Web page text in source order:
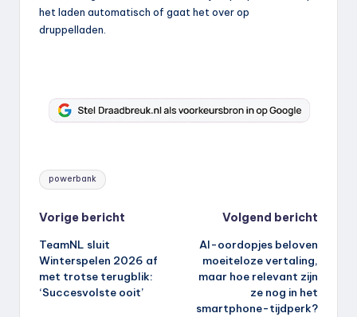
het laden automatisch of gaat het over op
druppelladen.
Tags:
powerbank
Bericht
navigatie
Vorige bericht
TeamNL sluit
Winterspelen 2026 af
met trotse terugblik:
‘Succesvolste ooit’
Volgend bericht
AI-oordopjes beloven
moeiteloze vertaling,
maar hoe relevant zijn
ze nog in het
smartphone-tijdperk?